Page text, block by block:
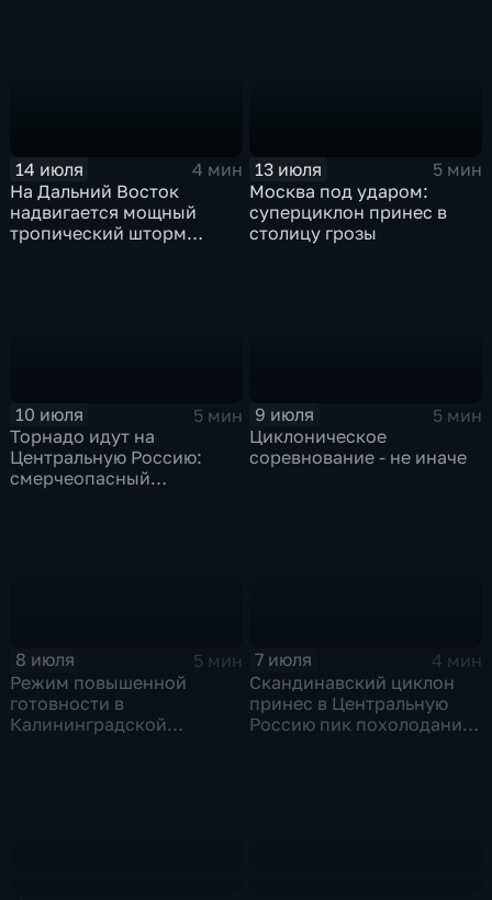
14 июля
4 мин
На Дальний Восток
надвигается мощный
тропический шторм
13 июля
5 мин
Москва под ударом:
суперциклон принес в
столицу грозы
10 июля
5 мин
Торнадо идут на
Центральную Россию:
смерчеопасный
9 июля
5 мин
Циклоническое
соревнование - не иначе
8 июля
5 мин
Режим повышенной
готовности в
Калининградской
7 июля
4 мин
Скандинавский циклон
принес в Центральную
Россию пик похолодания